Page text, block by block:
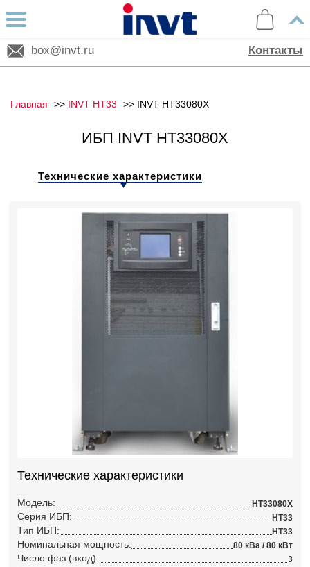
box@invt.ru Контакты
Главная INVT HT33 INVT HT33080X
ИБП INVT HT33080X
Технические характеристики
Технические характеристики
Модель: HT33080X
Серия ИБП: HT33
Тип ИБП: HT33
Номинальная мощность: 80 кВа / 80 кВт
Число фаз (вход): 3